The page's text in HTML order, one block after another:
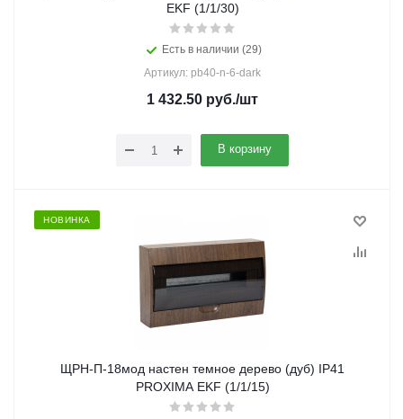
EKF (1/1/30)
Есть в наличии (29)
Артикул: pb40-n-6-dark
1 432.50 руб./шт
В корзину
НОВИНКА
ЩРН-П-18мод настен темное дерево (дуб) IP41
PROXIMA EKF (1/1/15)